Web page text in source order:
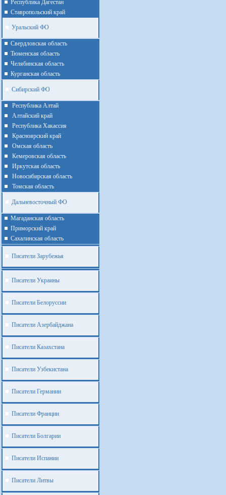
Республика Дагестан
Ставропольский край
Уральский ФО
Cвердловская область
Тюменская область
Челябинская область
Курганская область
Сибирский ФО
Республика Алтай
Алтайcкий край
Республика Хакассия
Красноярский край
Омская область
Кемеровская область
Иркутская область
Новосибирская область
Томская область
Дальневосточный ФО
Магаданская область
Приморский край
Cахалинская область
Писатели Зарубежья
Писатели Украины
Писатели Белоруссии
Писатели Азербайджана
Писатели Казахстана
Писатели Узбекистана
Писатели Германии
Писатели Франции
Писатели Болгарии
Писатели Испании
Писатели Литвы